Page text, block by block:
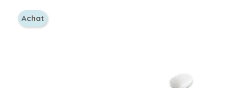
Achat